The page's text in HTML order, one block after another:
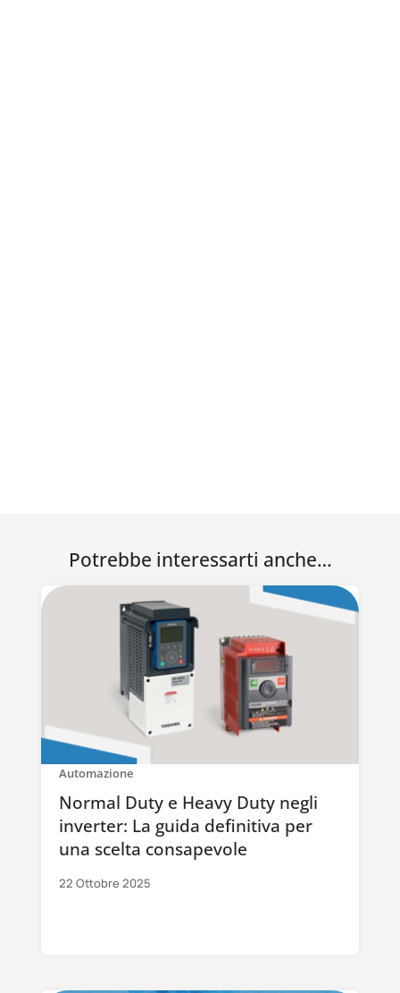
Potrebbe interessarti anche…
Automazione
Normal Duty e Heavy Duty negli
inverter: La guida definitiva per
una scelta consapevole
22 Ottobre 2025